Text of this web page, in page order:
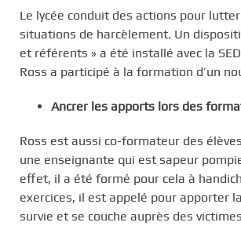
Le lycée conduit des actions pour
situations de harcèlement. Un
et référents » a été installé avec la
Ross a participé à la formation d’un
Ancrer les apports lors des
Ross est aussi co-formateur des
une enseignante qui est sapeur
effet, il a été formé pour cela à
exercices, il est appelé pour apporter
survie et se couche auprès des